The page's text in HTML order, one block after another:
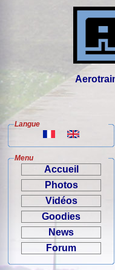
Langue
Menu
Accueil
Photos
Vidéos
Goodies
News
Forum